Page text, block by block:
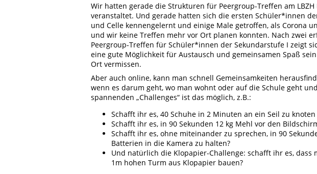
Wir hatten gerade die Strukturen für Peergroup-Treffen am
veranstaltet. Und gerade hatten sich die ersten Schüler*innen
und Celle kennengelernt und einige Male getroffen, als Corona
und wir keine Treffen mehr vor Ort planen konnten. Nach zwei
Peergroup-Treffen für Schüler*innen der Sekundarstufe I zeigt
eine gute Möglichkeit für Austausch und gemeinsamen Spaß
Ort vermissen.
Aber auch online, kann man schnell Gemeinsamkeiten
wenn es darum geht, wo man wohnt oder auf die Schule geht
spannenden „Challenges“ ist das möglich, z.B.:
Schafft ihr es, 40 Schuhe in 2 Minuten an ein Seil zu
Schafft ihr es, in 90 Sekunden 12 kg Mehl vor den
Schafft ihr es, ohne miteinander zu sprechen, in 90
Batterien in die Kamera zu halten?
Und natürlich die Klopapier-Challenge: schafft ihr es,
1m hohen Turm aus Klopapier bauen?